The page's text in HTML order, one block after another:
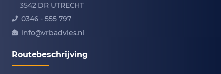
3542 DR UTRECHT
0346 - 555 797
info@vrbadvies.nl
Routebeschrijving